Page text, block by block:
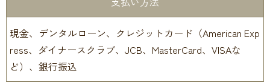
現金、デンタルローン、クレジットカード（American Exp
ress、ダイナースクラブ、JCB、MasterCard、VISAな
ど）、銀行振込